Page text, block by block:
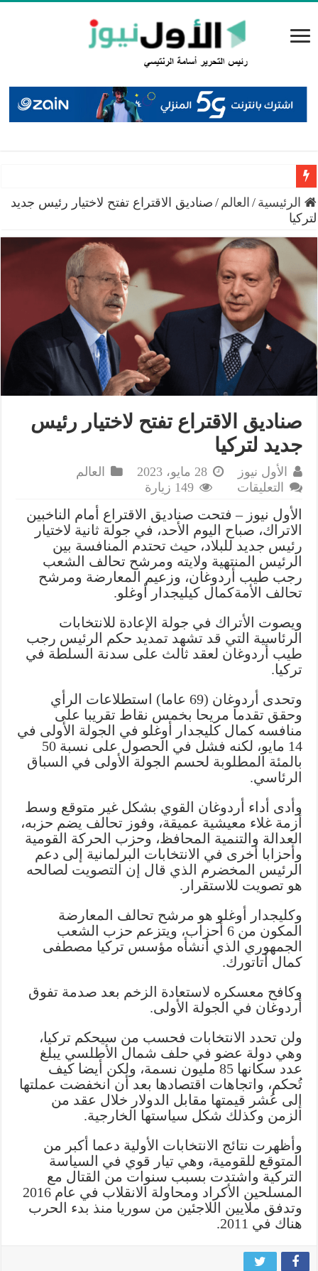
سميرات: افتتاح “منصة الشمال” يجسد التزام الوزارة
الرئيسية / العالم / صناديق الاقتراع تفتح لاختيار رئيس جديد
لتركيا
صناديق الاقتراع تفتح لاختيار رئيس
جديد لتركيا
الأول نيوز 28 مايو، 2023
العالم
التعليقات
الاقتراع
تفتح
لاختيار
رئيس
جديد
لتركيا
149 زيارة
الأول نيوز – فتحت صناديق الاقتراع أمام الناخبين
الاتراك، صباح اليوم الأحد، في جولة ثانية لاختيار
رئيس جديد للبلاد، حيث تحتدم المنافسة بين
الرئيس المنتهية ولايته ومرشح تحالف الشعب
رجب طيب أردوغان، وزعيم المعارضة ومرشح
تحالف الأمةكمال كيليجدار أوغلو.
ويصوت الأتراك في جولة الإعادة للانتخابات
الرئاسية التي قد تشهد تمديد حكم الرئيس رجب
طيب أردوغان لعقد ثالث على سدنة السلطة في
تركيا.
وتحدى أردوغان (69 عاما) استطلاعات الرأي
وحقق تقدما مريحا بخمس نقاط تقريبا على
منافسه كمال كليجدار أوغلو في الجولة الأولى في
14 مايو، لكنه فشل في الحصول على نسبة 50
بالمئة المطلوبة لحسم الجولة الأولى في السباق
الرئاسي.
وأدى أداء أردوغان القوي بشكل غير متوقع وسط
أزمة غلاء معيشية عميقة، وفوز تحالف يضم حزبه،
العدالة والتنمية المحافظ، وحزب الحركة القومية
وأحزابا أخرى في الانتخابات البرلمانية إلى دعم
الرئيس المخضرم الذي قال إن التصويت لصالحه
هو تصويت للاستقرار.
وكليجدار أوغلو هو مرشح تحالف المعارضة
المكون من 6 أحزاب، ويتزعم حزب الشعب
الجمهوري الذي أنشأه مؤسس تركيا مصطفى
كمال أتاتورك.
وكافح معسكره لاستعادة الزخم بعد صدمة تفوق
أردوغان في الجولة الأولى.
ولن تحدد الانتخابات فحسب من سيحكم تركيا،
وهي دولة عضو في حلف شمال الأطلسي يبلغ
عدد سكانها 85 مليون نسمة، ولكن أيضا كيف
تُحكم، واتجاهات اقتصادها بعد أن انخفضت عملتها
إلى عُشر قيمتها مقابل الدولار خلال عقد من
الزمن وكذلك شكل سياستها الخارجية.
وأظهرت نتائج الانتخابات الأولية دعما أكبر من
المتوقع للقومية، وهي تيار قوي في السياسة
التركية واشتدت بسبب سنوات من القتال مع
المسلحين الأكراد ومحاولة الانقلاب في عام 2016
وتدفق ملايين اللاجئين من سوريا منذ بدء الحرب
هناك في 2011.